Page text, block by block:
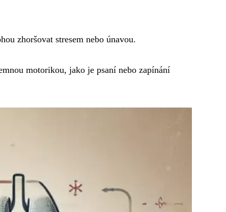
zhoršovat stresem nebo únavou.
motorikou, jako je psaní nebo zapínání